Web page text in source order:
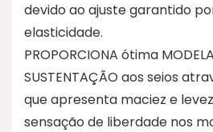
devido ao ajuste garantido
elasticidade.
PROPORCIONA ótima
SUSTENTAÇÃO aos seios
que apresenta maciez e
sensação de liberdade nos